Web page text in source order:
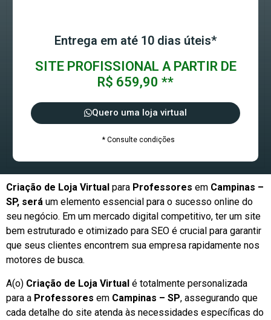
Entrega em até 10 dias úteis*
SITE PROFISSIONAL A PARTIR DE
R$ 659,90 **
Quero uma loja virtual
* Consulte condições
Criação de Loja Virtual para Professores em Campinas –
SP, será um elemento essencial para o sucesso online do
seu negócio. Em um mercado digital competitivo, ter um site
bem estruturado e otimizado para SEO é crucial para garantir
que seus clientes encontrem sua empresa rapidamente nos
motores de busca.
A(o) Criação de Loja Virtual é totalmente personalizada
para a Professores em Campinas – SP, assegurando que
cada detalhe do site atenda às necessidades específicas do